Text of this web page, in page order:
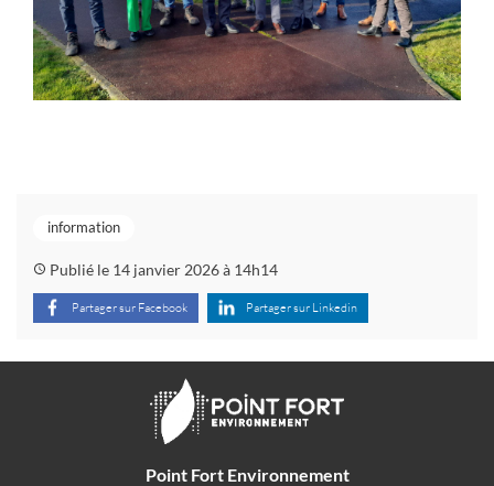
information
Publié le 14 janvier 2026 à 14h14
Partager sur Facebook Partager sur Linkedin
Point Fort Environnement